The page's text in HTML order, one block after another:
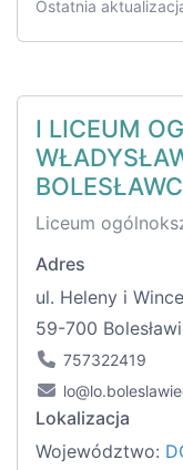
Ostatnia
I LICEUM
Liceum
Adres
ul. Heleny i
59-700
757322419
Lokalizacja
Województwo: